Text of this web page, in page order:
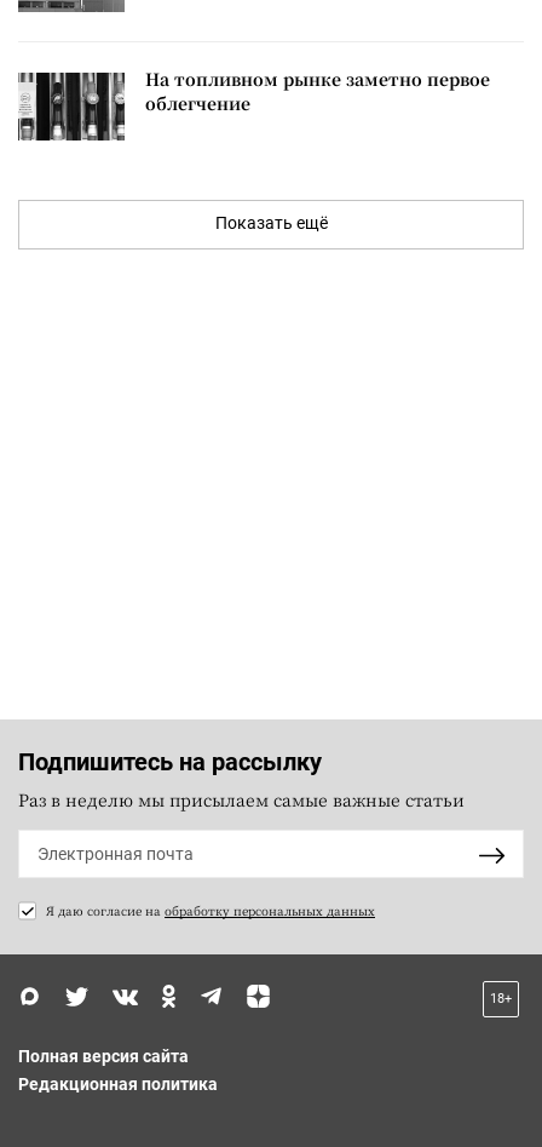
На топливном рынке заметно первое
облегчение
Показать ещё
Подпишитесь на рассылку
Раз в неделю мы присылаем самые важные статьи
Я даю согласие на обработку персональных данных
18+
Полная версия сайта
Редакционная политика